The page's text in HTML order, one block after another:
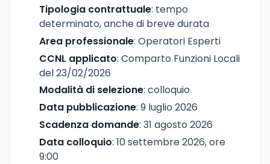
Tipologia contrattuale: tempo
determinato, anche di breve durata
Area professionale: Operatori Esperti
CCNL applicato: Comparto Funzioni Locali
del 23/02/2026
Modalità di selezione: colloquio
Data pubblicazione: 9 luglio 2026
Scadenza domande: 31 agosto 2026
Data colloquio: 10 settembre 2026, ore
9:00